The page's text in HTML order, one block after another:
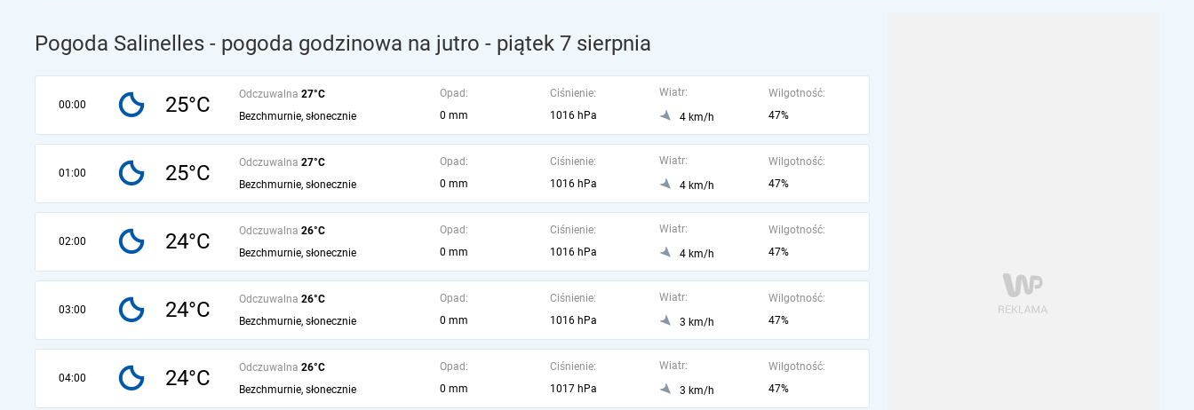
Pogoda Salinelles - pogoda godzinowa na jutro - piątek 7 sierpnia
00:00 25°C Odczuwalna 27°C
Bezchmurnie, słonecznie
Opad:
0 mm
Ciśnienie:
1016 hPa
Wiatr:
4 km/h
Wilgotność:
47%
01:00 25°C Odczuwalna 27°C
Bezchmurnie, słonecznie
Opad:
0 mm
Ciśnienie:
1016 hPa
Wiatr:
4 km/h
Wilgotność:
47%
02:00 24°C Odczuwalna 26°C
Bezchmurnie, słonecznie
Opad:
0 mm
Ciśnienie:
1016 hPa
Wiatr:
4 km/h
Wilgotność:
47%
03:00 24°C Odczuwalna 26°C
Bezchmurnie, słonecznie
Opad:
0 mm
Ciśnienie:
1016 hPa
Wiatr:
3 km/h
Wilgotność:
47%
04:00 24°C Odczuwalna 26°C
Bezchmurnie, słonecznie
Opad:
0 mm
Ciśnienie:
1017 hPa
Wiatr:
3 km/h
Wilgotność:
47%